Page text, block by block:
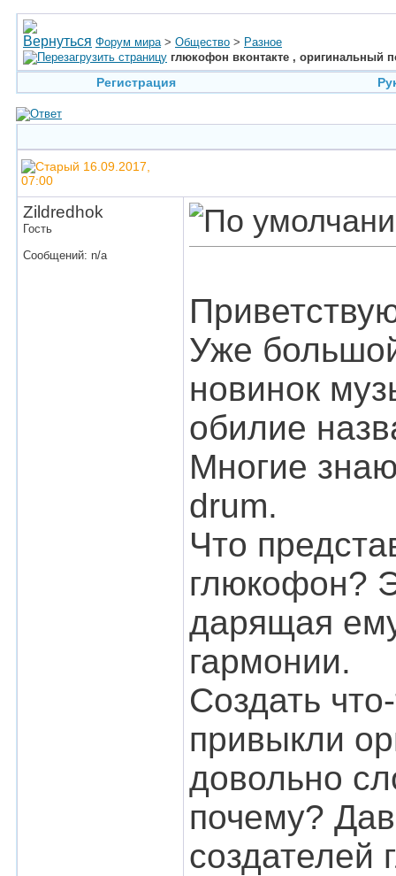
Форум мира > Общество > Разное
глюкофон вконтакте , оригинальный
Регистрация
16.09.2017,
07:00
Zildredhok
Гость
Сообщений: n/a
Уже
новинок
обилие
Многие
drum.
Что
глюкофон?
дарящая
гармонии.
Создать
привыкли
довольно
почему?
создателей